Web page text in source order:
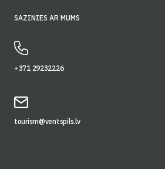
SAZINIES AR MUMS
+371 29232226
tourism@ventspils.lv